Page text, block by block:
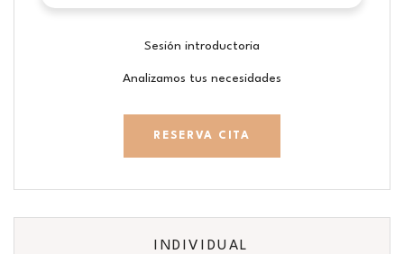
Sesión introductoria
Analizamos tus necesidades
RESERVA CITA
INDIVIDUAL